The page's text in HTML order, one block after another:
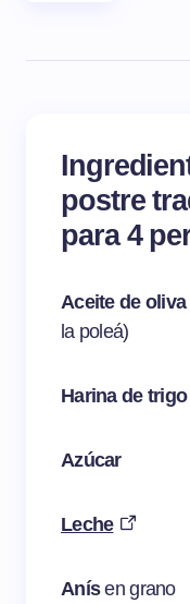
postre
para 4
Aceite de oliva
la poleá)
Harina de trigo
Azúcar
Leche
Anísen grano